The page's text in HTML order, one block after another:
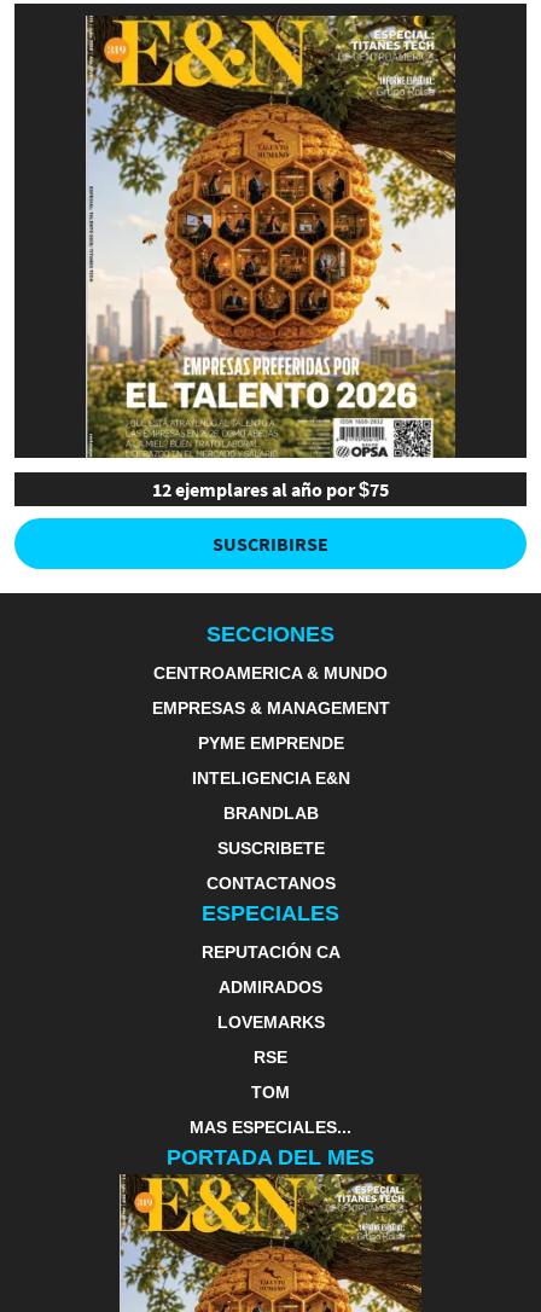
12 ejemplares al año por $75
SUSCRIBIRSE
SECCIONES
CENTROAMERICA & MUNDO
EMPRESAS & MANAGEMENT
PYME EMPRENDE
INTELIGENCIA E&N
BRANDLAB
SUSCRIBETE
CONTACTANOS
ESPECIALES
REPUTACIÓN CA
ADMIRADOS
LOVEMARKS
RSE
TOM
MAS ESPECIALES...
PORTADA DEL MES